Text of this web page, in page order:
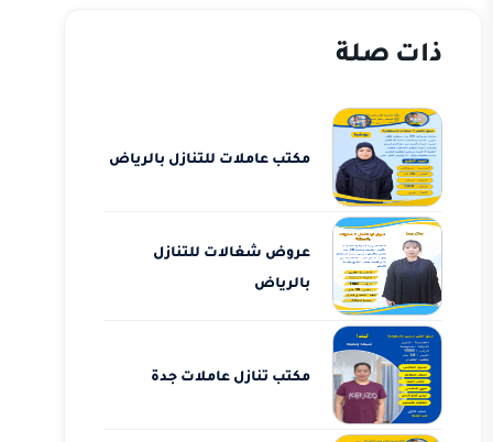
ذات صلة
مكتب عاملات للتنازل بالرياض
عروض شغالات للتنازل
بالرياض
مكتب تنازل عاملات جدة